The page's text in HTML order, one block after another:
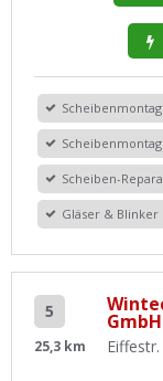
Scheiben-
Gläser & Blinker
5
25,3 km